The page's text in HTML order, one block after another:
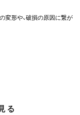
変形や、破損の原因に繋が
る